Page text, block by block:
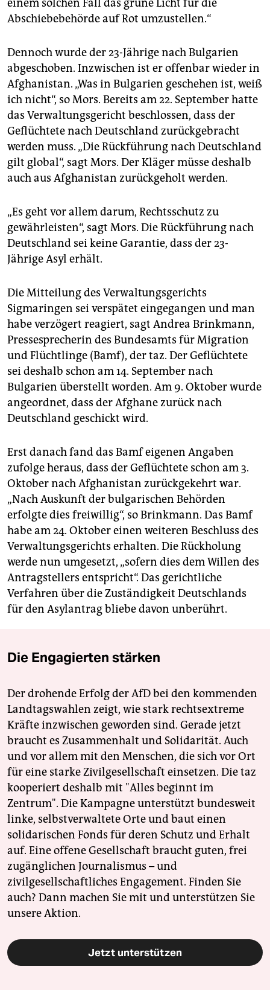
einem solchen Fall das grüne Licht für die
Abschiebebehörde auf Rot umzustellen.“
Dennoch wurde der 23-Jährige nach Bulgarien
abgeschoben. Inzwischen ist er offenbar wieder in
Afghanistan. „Was in Bulgarien geschehen ist, weiß
ich nicht“, so Mors. Bereits am 22. September hatte
das Verwaltungsgericht beschlossen, dass der
Geflüchtete nach Deutschland zurückgebracht
werden muss. „Die Rückführung nach Deutschland
gilt global“, sagt Mors. Der Kläger müsse deshalb
auch aus Afghanistan zurückgeholt werden.
„Es geht vor allem darum, Rechtsschutz zu
gewährleisten“, sagt Mors. Die Rückführung nach
Deutschland sei keine Garantie, dass der 23-
Jährige Asyl erhält.
Die Mitteilung des Verwaltungsgerichts
Sigmaringen sei verspätet eingegangen und man
habe verzögert reagiert, sagt Andrea Brinkmann,
Pressesprecherin des Bundesamts für Migration
und Flüchtlinge (Bamf), der taz. Der Geflüchtete
sei deshalb schon am 14. September nach
Bulgarien überstellt worden. Am 9. Oktober wurde
angeordnet, dass der Afghane zurück nach
Deutschland geschickt wird.
Erst danach fand das Bamf eigenen Angaben
zufolge heraus, dass der Geflüchtete schon am 3.
Oktober nach Afghanistan zurückgekehrt war.
„Nach Auskunft der bulgarischen Behörden
erfolgte dies freiwillig“, so Brinkmann. Das Bamf
habe am 24. Oktober einen weiteren Beschluss des
Verwaltungsgerichts erhalten. Die Rückholung
werde nun umgesetzt, „sofern dies dem Willen des
Antragstellers entspricht“. Das gerichtliche
Verfahren über die Zuständigkeit Deutschlands
für den Asylantrag bliebe davon unberührt.
Die Engagierten stärken
Der drohende Erfolg der AfD bei den kommenden
Landtagswahlen zeigt, wie stark rechtsextreme
Kräfte inzwischen geworden sind. Gerade jetzt
braucht es Zusammenhalt und Solidarität. Auch
und vor allem mit den Menschen, die sich vor Ort
für eine starke Zivilgesellschaft einsetzen. Die taz
kooperiert deshalb mit "Alles beginnt im
Zentrum". Die Kampagne unterstützt bundesweit
linke, selbstverwaltete Orte und baut einen
solidarischen Fonds für deren Schutz und Erhalt
auf. Eine offene Gesellschaft braucht guten, frei
zugänglichen Journalismus – und
zivilgesellschaftliches Engagement. Finden Sie
auch? Dann machen Sie mit und unterstützen Sie
unsere Aktion.
Jetzt unterstützen